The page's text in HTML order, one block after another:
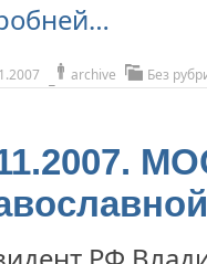
archive Без